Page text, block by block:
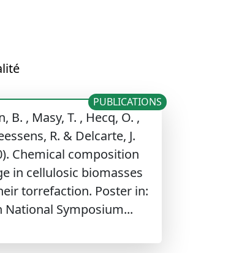
B. , Masy, T. , Hecq, O. ,
R. & Delcarte, J.
Chemical composition
in cellulosic biomasses
torrefaction. Poster in:
National Symposium...
PUBLICATIONS